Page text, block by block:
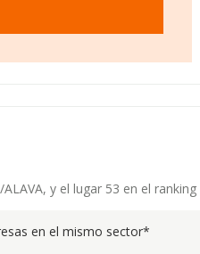
y el lugar 53 en el ranking
en el mismo sector*